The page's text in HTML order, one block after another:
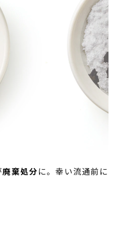
廃棄処分に。幸い流通前に